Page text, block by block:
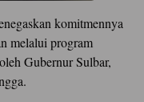
komitmennya
melalui program
Gubernur Sulbar,